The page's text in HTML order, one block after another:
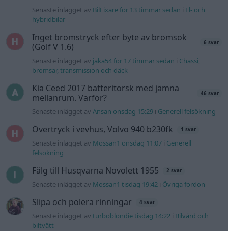
Senaste inlägget av BilFixare för 13 timmar sedan i El- och
hybridbilar
Inget bromstryck efter byte av bromsok
(Golf V 1.6)
6 svar
Senaste inlägget av jaka54 för 17 timmar sedan i Chassi,
bromsar, transmission och däck
Kia Ceed 2017 batteritorsk med jämna
mellanrum. Varför?
46 svar
Senaste inlägget avAnsan onsdag 15:29 i Generell felsökning
Övertryck i vevhus, Volvo 940 b230fk 1 svar
Senaste inlägget av Mossan1 onsdag 11:07 i Generell
felsökning
Fälg till Husqvarna Novolett 1955 2 svar
Senaste inlägget av Mossan1 tisdag 19:42 i Övriga fordon
Slipa och polera rinningar 4 svar
Senaste inlägget avturboblondie tisdag 14:22 i Bilvård och
biltvätt